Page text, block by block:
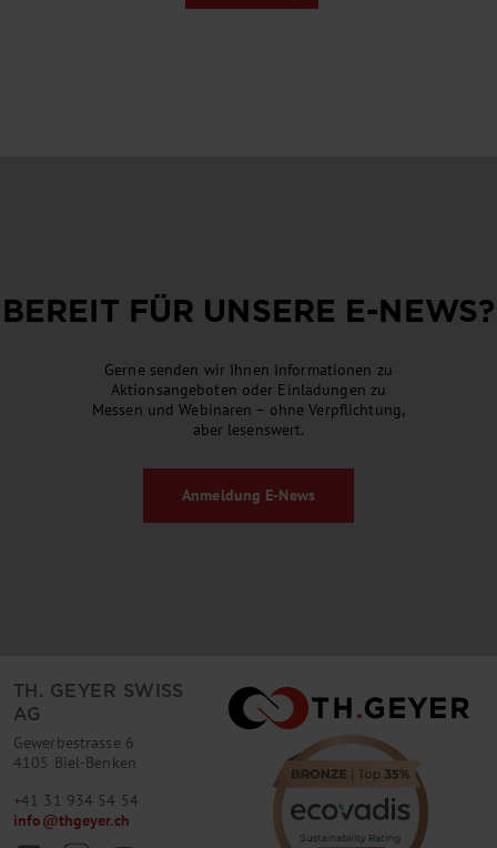
BEREIT FÜR UNSERE E-NEWS?
Gerne senden wir Ihnen Informationen zu
Aktionsangeboten oder Einladungen zu
Messen und Webinaren – ohne Verpflichtung,
aber lesenswert.
Anmeldung E-News
TH. GEYER SWISS
AG
Gewerbestrasse 6
4105 Biel-Benken
+41 31 934 54 54
info@thgeyer.ch